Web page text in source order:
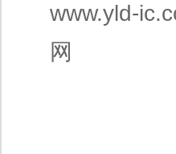
www.yld-
网